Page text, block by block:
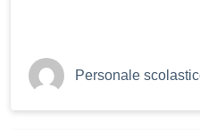
Personale